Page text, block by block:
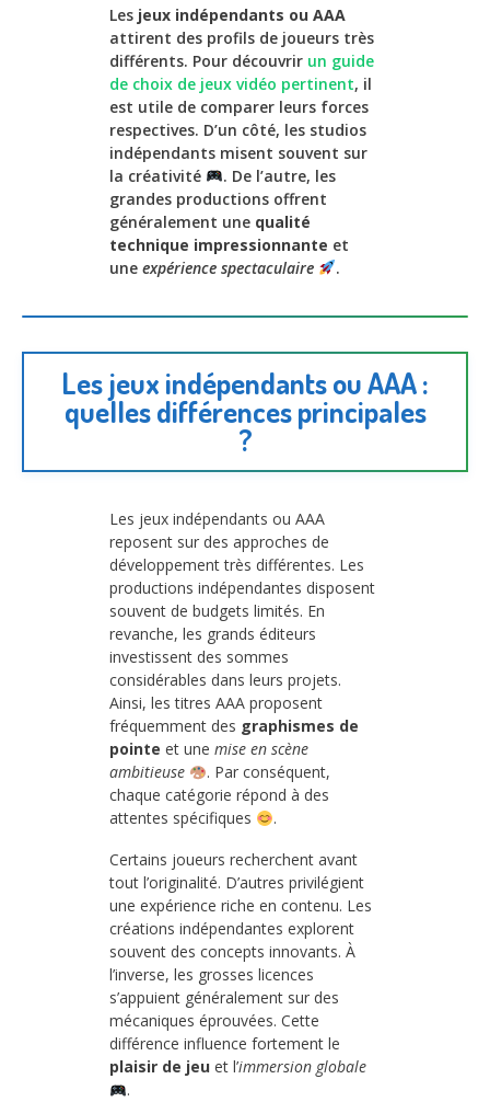
Les jeux indépendants ou AAA
attirent des profils de joueurs très
différents. Pour découvrir un guide
de choix de jeux vidéo pertinent, il
est utile de comparer leurs forces
respectives. D’un côté, les studios
indépendants misent souvent sur
la créativité
. De l’autre, les
grandes productions offrent
généralement une qualité
technique impressionnante et
une expérience spectaculaire .
Les jeux indépendants ou AAA :
quelles différences principales
?
Les jeux indépendants ou AAA
reposent sur des approches de
développement très différentes. Les
productions indépendantes disposent
souvent de budgets limités. En
revanche, les grands éditeurs
investissent des sommes
considérables dans leurs projets.
Ainsi, les titres AAA proposent
fréquemment des graphismes de
pointe et une mise en scène
ambitieuse
. Par conséquent,
chaque catégorie répond à des
attentes spécifiques
.
Certains joueurs recherchent avant
tout l’originalité. D’autres privilégient
une expérience riche en contenu. Les
créations indépendantes explorent
souvent des concepts innovants. À
l’inverse, les grosses licences
s’appuient généralement sur des
mécaniques éprouvées. Cette
différence influence fortement le
plaisir de jeu et l’immersion globale
.